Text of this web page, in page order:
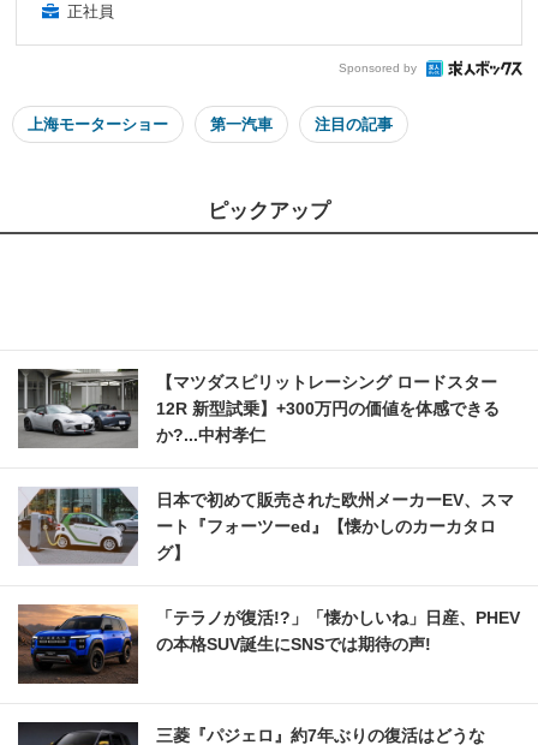
正社員
Sponsored by
上海モーターショー 第一汽車 注目の記事
ピックアップ
【マツダスピリットレーシング ロードスター
12R 新型試乗】+300万円の価値を体感できる
か?...中村孝仁
日本で初めて販売された欧州メーカーEV、スマ
ート『フォーツーed』【懐かしのカーカタロ
グ】
「テラノが復活!?」「懐かしいね」日産、PHEV
の本格SUV誕生にSNSでは期待の声!
三菱『パジェロ』約7年ぶりの復活はどうな